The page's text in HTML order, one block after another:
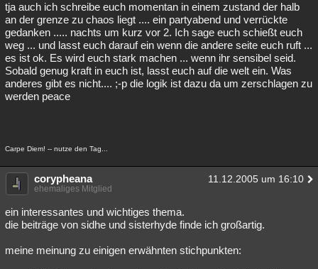
tja auch ich schreibe euch momentan in einem zustand der halb
an der grenze zu chaos liegt .... ein partyabend und verrückte
gedanken ..... nachts um kurz vor 2. Ich sage euch schießt euch
weg ... und lasst euch darauf ein wenn die andere seite euch ruft ...
es ist ok. Es wird euch stark machen ... wenn ihr sensibel seid.
Sobald genug kraft in euch ist, lasst euch auf die welt ein. Was
anderes gibt es nicht.... ;-p die logik ist dazu da um zerschlagen zu
werden peace
Carpe Diem! -- nutze den Tag...
corypheana 11.12.2005 um 16:10
ehemaliges Mitglied
ein interessantes und wichtiges thema.
die beiträge von sidhe und sisterhyde finde ich großartig.
meine meinung zu einigen erwähnten stichpunkten: